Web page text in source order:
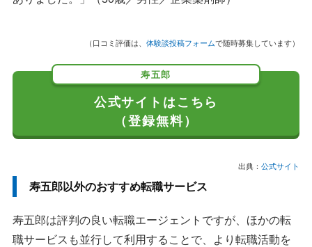
（口コミ評価は、 体験談投稿フォームで随時募集しています）
寿五郎
公式サイトはこちら
（登録無料）
出典： 公式サイト
寿五郎以外のおすすめ転職サービス
寿五郎は評判の良い転職エージェントですが、ほかの転
職サービスも並行して利用することで、より転職活動を